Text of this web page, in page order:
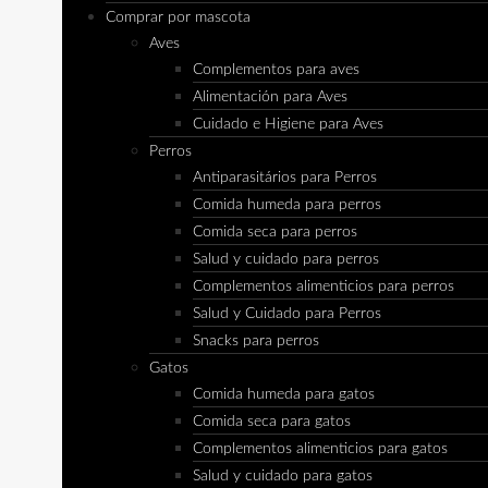
Comprar por mascota
Aves
Complementos para aves
Alimentación para Aves
Cuidado e Higiene para Aves
Perros
Antiparasitários para Perros
Comida humeda para perros
Comida seca para perros
Salud y cuidado para perros
Complementos alimenticios para perros
Salud y Cuidado para Perros
Snacks para perros
Gatos
Comida humeda para gatos
Comida seca para gatos
Complementos alimenticios para gatos
Salud y cuidado para gatos